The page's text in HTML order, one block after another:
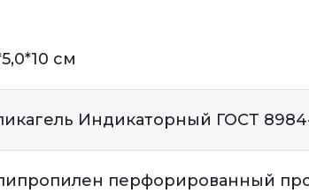
см
Индикаторный ГОСТ 8984-
перфорированный